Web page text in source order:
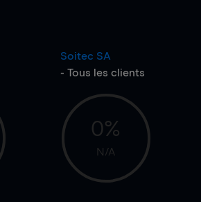
Soitec SA
- Tous les clients
0%
N/A